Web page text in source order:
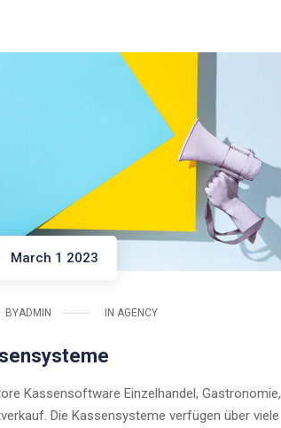
March 1 2023
BYADMIN IN AGENCY
Kassensoftware Einzelhandel, Gastronomie,
Die Kassensysteme verfügen über viele